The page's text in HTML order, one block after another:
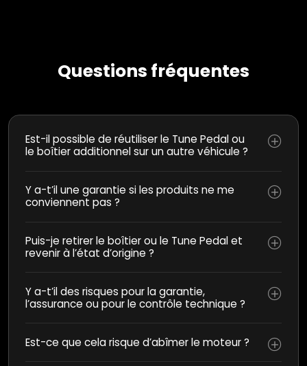
Questions fréquentes
Est-il possible de réutiliser le Tune Pedal ou
le boîtier additionnel sur un autre véhicule ?
Y a-t’il une garantie si les produits ne me
conviennent pas ?
Puis-je retirer le boîtier ou le Tune Pedal et
revenir à l’état d’origine ?
Y a-t’il des risques pour la garantie,
l’assurance ou pour le contrôle technique ?
Est-ce que cela risque d’abîmer le moteur ?